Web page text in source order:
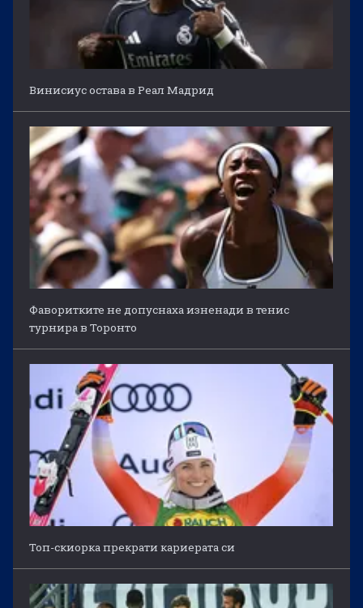
Винисиус остава в Реал Мадрид
Фаворитките не допуснаха изненади в тенис
турнира в Торонто
Топ-скиорка прекрати кариерата си